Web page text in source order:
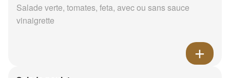
Salade verte, tomates, feta, avec ou sans sauce
vinaigrette